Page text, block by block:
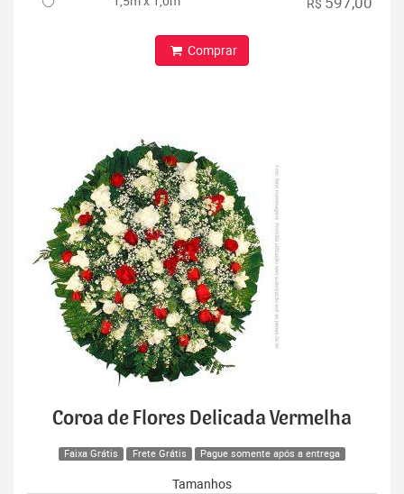
Comprar
Coroa de Flores Delicada Vermelha
Faixa Grátis Frete Grátis Pague somente após a entrega
Tamanhos